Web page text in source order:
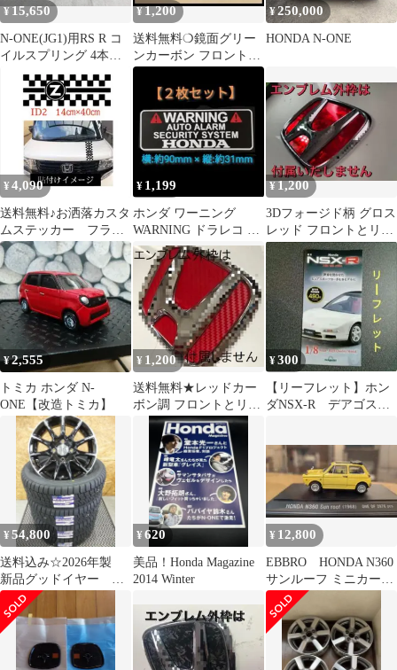
¥15,650
N-ONE(JG1)用RS R コ
イルスプリング 4本セ
ット [H450S]
¥1,200
送料無料❍鏡面グリー
ンカーボン フロントと
リアのセット N-ONE
JG1/2
¥250,000
HONDA N-ONE
¥ 4,090
送料無料♪お洒落カスタ
ムステッカー フラッ
グ
¥ 1,199
ホンダ ワーニング
WARNING ドラレコ セ
キュリティ ステッカー
H2-W
¥1,200
3Dフォージド柄 グロス
レッド フロントとリア
のセット N-ONE JG1/2
¥2,555
トミカ ホンダ N-
ONE【改造トミカ】
¥ 1,200
送料無料★レッドカー
ボン調 フロントとリア
のセット N-ONE JG1
¥300
【リーフレット】ホン
ダNSX-R デアゴステ
¥54,800
送料込み☆2026年製
新品グッドイヤー
155/65R14 軽自動車
¥620
美品！Honda Magazine
2014 Winter
¥ 12,800
EBBRO HONDA N360
サンルーフ ミニカー
1968年 1/43